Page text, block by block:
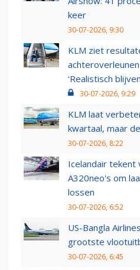
keer
30-07-2026, 9:30
KLM ziet
‘Realistisch
30-07-2026, 9:29
KLM laat
kwartaal, maar
30-07-2026, 8:22
Icelandair tekent
A320neo's om
lossen
30-07-2026, 6:52
US-Bangla
grootste
30-07-2026, 6:45